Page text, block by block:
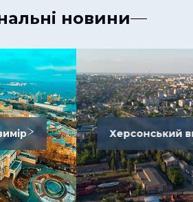
новини
Херсонський